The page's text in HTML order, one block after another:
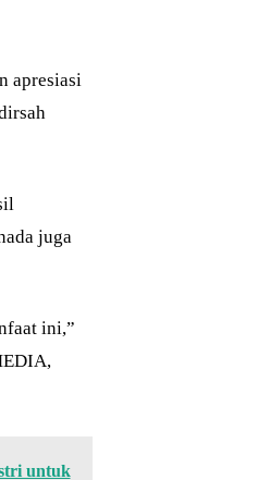
apresiasi
juga
ini,”
untuk